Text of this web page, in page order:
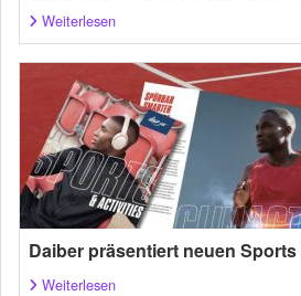
Weiterlesen
Daiber präsentiert neuen
Weiterlesen